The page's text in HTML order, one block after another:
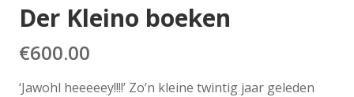
Der Kleino boeken
€600.00
‘Jawohl heeeeey!!!!’ Zo’n kleine twintig jaar geleden